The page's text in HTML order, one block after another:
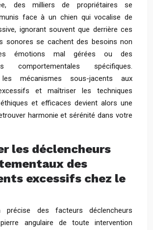
des milliers de propriétaires se
face à un chien qui vocalise de
ignorant souvent que derrière ces
sonores se cachent des besoins non
émotions mal gérées ou des
comportementales spécifiques.
les mécanismes sous-jacents aux
et maîtriser les techniques
éthiques et efficaces devient alors une
harmonie et sérénité dans votre
les déclencheurs
des
excessifs chez le
précise des facteurs déclencheurs
angulaire de toute intervention